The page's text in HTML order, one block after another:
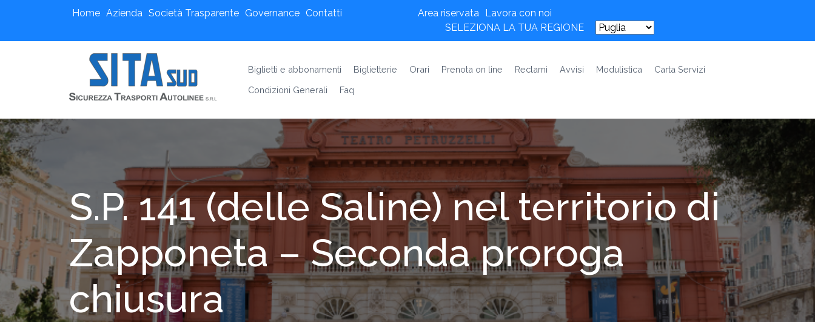
Home Azienda Società Trasparente Governance Contatti Area riservata Lavora con noi
SELEZIONA LA TUA REGIONE
Biglietti e abbonamenti Biglietterie Orari Prenota on line Reclami Avvisi Modulistica
Carta Servizi
Condizioni Generali
Faq
S.P. 141 (delle Saline) nel territorio di
Zapponeta – Seconda proroga
chiusura